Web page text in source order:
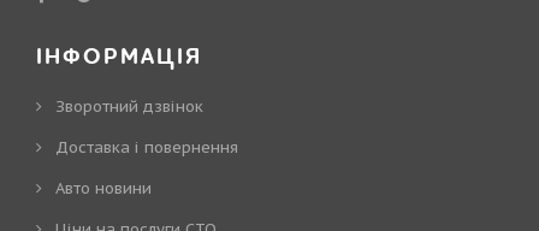
ІНФОРМАЦІЯ
Зворотний дзвінок
Доставка і повернення
Авто новини